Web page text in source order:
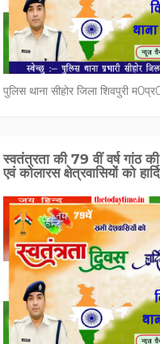
पुलिस थाना सीहोर जिला शिवपुरी
स्वतंत्रता की 79 वीं वर्ष गांठ
एवं कोलारस क्षेत्रवासियों को